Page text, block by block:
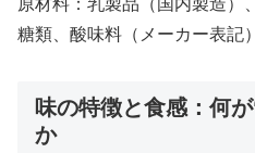
原材料：乳製品（国内製造）
糖類、酸味料（メーカー表記
味の特徴と食感：何
か